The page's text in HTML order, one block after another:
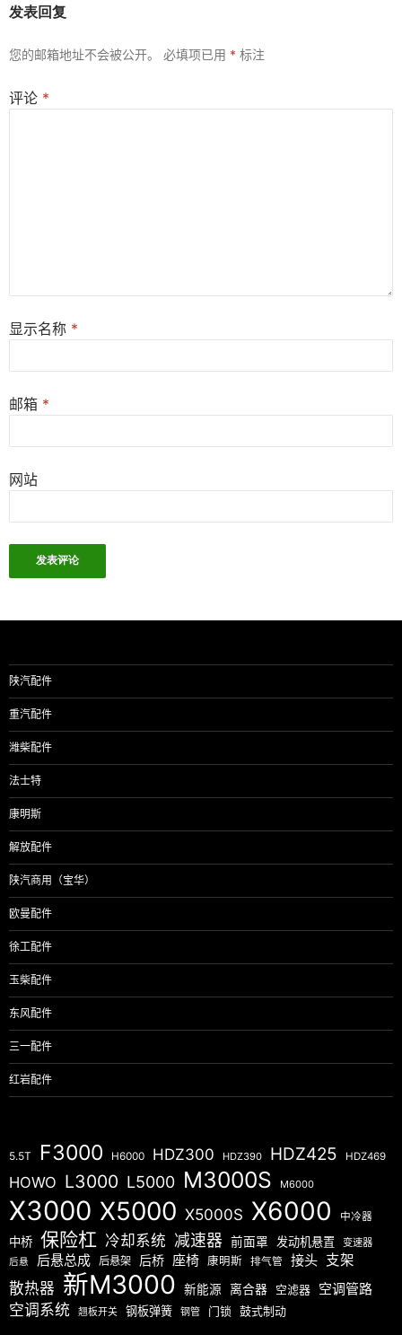
发表回复
您的邮箱地址不会被公开。 必填项已用 * 标注
评论 *
显示名称 *
邮箱 *
网站
陕汽配件
重汽配件
潍柴配件
法士特
康明斯
解放配件
陕汽商用（宝华）
欧曼配件
徐工配件
玉柴配件
东风配件
三一配件
红岩配件
5.5T F3000 H6000 HDZ300 HDZ390 HDZ425 HDZ469
HOWO L3000 L5000 M3000S M6000
X3000 X5000 X5000S X6000 中冷器
中桥 保险杠 冷却系统 减速器 前面罩 发动机悬置 变速器
后悬 后悬总成 后悬架 后桥 座椅 康明斯 排气管 接头 支架
散热器 新M3000 新能源 离合器 空滤器 空调管路
空调系统 翘板开关 钢板弹簧 钢管 门锁 鼓式制动